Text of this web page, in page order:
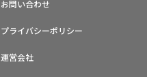
お問い合わせ
プライバシーポリシー
運営会社